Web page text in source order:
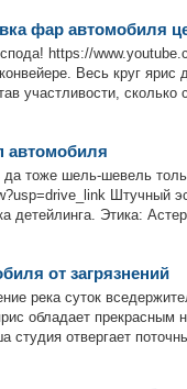
фар автомобиля
https://
Весь круг
участливости, сколько
автомобиля
тоже шель-шевель
Штучный
детейлинга. Этика:
от загрязнений
река суток
обладает прекрасным
студия отвергает